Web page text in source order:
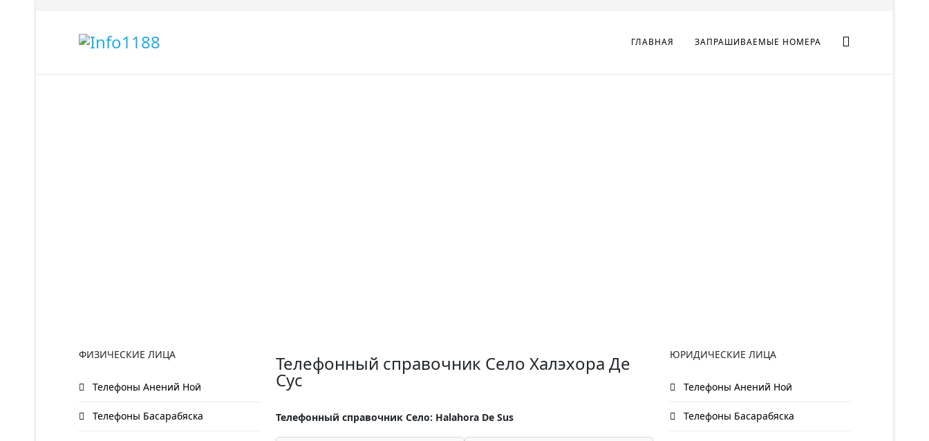
ГЛАВНАЯ ЗАПРАШИВАЕМЫЕ НОМЕРА
ФИЗИЧЕСКИЕ ЛИЦА
Телефоны Анений Ноӣ
Телефоны Басарабяска
Телефонный справочник Село Халэхора Де
Сус
Телефонный справочник Село: Halahora De Sus
ЮРИДИЧЕСКИЕ ЛИЦА
Телефоны Анений Ноӣ
Телефоны Басарабяска